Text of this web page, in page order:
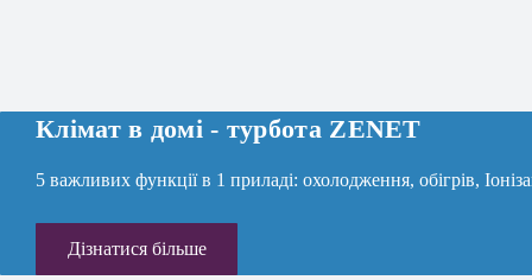
Клімат в домi - турбота ZENET
5 важливих функції в 1 приладі: охолодження, обігрів,
Дізнатися більше